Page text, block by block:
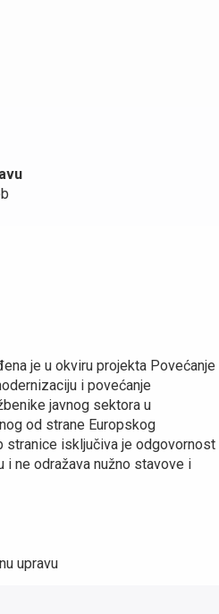
je u okviru projekta Povećanje
i povećanje
javnog sektora u
od strane Europskog
stranice isključiva je odgovornost
i ne odražava nužno stavove i
upravu